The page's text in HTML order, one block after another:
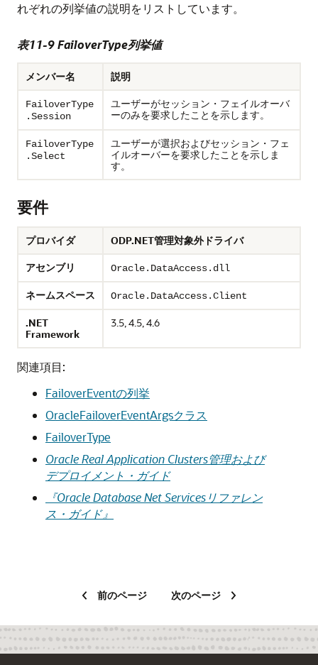
れぞれの列挙値の説明をリストしています。
表11-9 FailoverType列挙値
メンバー名 説明
FailoverType
.Session
ユーザーがセッション・フェイルオーバ
ーのみを要求したことを示します。
FailoverType
.Select
ユーザーが選択およびセッション・フェ
イルオーバーを要求したことを示しま
す。
要件
プロバイダ
ODP.NET管理対象外ドライバ
アセンブリ
Oracle.DataAccess.dll
ネームスペース Oracle.DataAccess.Client
.NET
Framework
3.5, 4.5, 4.6
関連項目:
FailoverEventの列挙
OracleFailoverEventArgsクラス
FailoverType
Oracle Real Application Clusters管理および
デプロイメント・ガイド
『Oracle Database Net Servicesリファレン
ス・ガイド』
前のページ 次のページ